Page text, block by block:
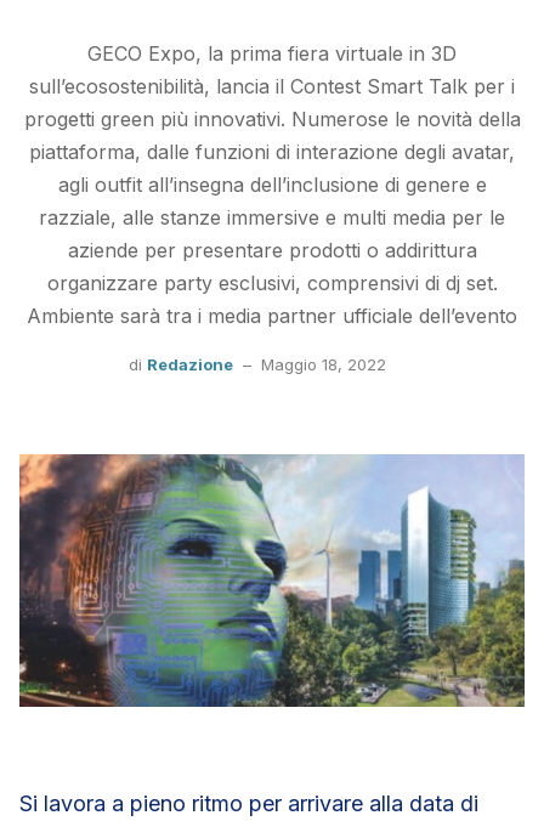
GECO Expo, la prima fiera virtuale in 3D
sull’ecosostenibilità, lancia il Contest Smart Talk per i
progetti green più innovativi. Numerose le novità della
piattaforma, dalle funzioni di interazione degli avatar,
agli outfit all’insegna dell’inclusione di genere e
razziale, alle stanze immersive e multi media per le
aziende per presentare prodotti o addirittura
organizzare party esclusivi, comprensivi di dj set.
Ambiente sarà tra i media partner ufficiale dell’evento
di Redazione – Maggio 18, 2022
Si lavora a pieno ritmo per arrivare alla data di